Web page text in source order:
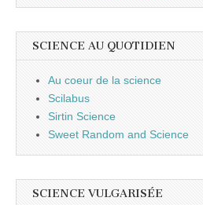
SCIENCE AU QUOTIDIEN
Au coeur de la science
Scilabus
Sirtin Science
Sweet Random and Science
SCIENCE VULGARISÉE